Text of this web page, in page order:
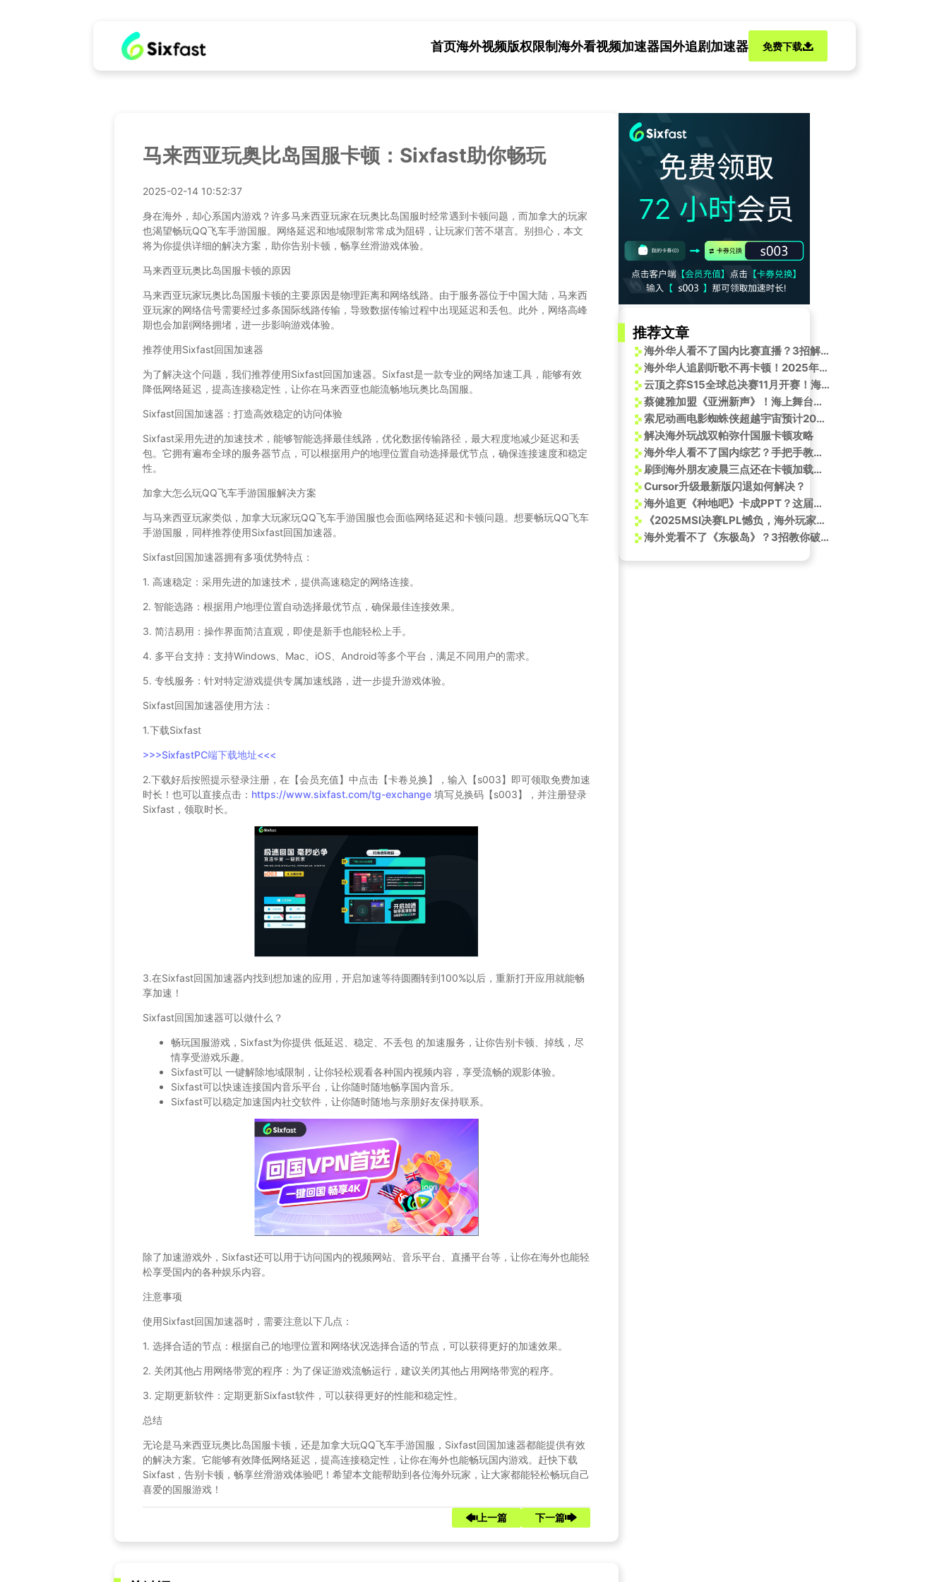
首页海外视频版权限制海外看视频加速器国外追剧加速器 免费下载
马来西亚玩奥比岛国服卡顿：Sixfast助你畅玩
2025-02-14 10:52:37
身在海外，却心系国内游戏？许多马来西亚玩家在玩奥比岛国服时经常遇到卡顿问题，而加拿大的玩家
也渴望畅玩QQ飞车手游国服。网络延迟和地域限制常常成为阻碍，让玩家们苦不堪言。别担心，本文
将为你提供详细的解决方案，助你告别卡顿，畅享丝滑游戏体验。
马来西亚玩奥比岛国服卡顿的原因
马来西亚玩家玩奥比岛国服卡顿的主要原因是物理距离和网络线路。由于服务器位于中国大陆，马来西
亚玩家的网络信号需要经过多条国际线路传输，导致数据传输过程中出现延迟和丢包。此外，网络高峰
期也会加剧网络拥堵，进一步影响游戏体验。
推荐使用Sixfast回国加速器
为了解决这个问题，我们推荐使用Sixfast回国加速器。Sixfast是一款专业的网络加速工具，能够有效
降低网络延迟，提高连接稳定性，让你在马来西亚也能流畅地玩奥比岛国服。
Sixfast回国加速器：打造高效稳定的访问体验
Sixfast采用先进的加速技术，能够智能选择最佳线路，优化数据传输路径，最大程度地减少延迟和丢
包。它拥有遍布全球的服务器节点，可以根据用户的地理位置自动选择最优节点，确保连接速度和稳定
性。
加拿大怎么玩QQ飞车手游国服解决方案
与马来西亚玩家类似，加拿大玩家玩QQ飞车手游国服也会面临网络延迟和卡顿问题。想要畅玩QQ飞车
手游国服，同样推荐使用Sixfast回国加速器。
Sixfast回国加速器拥有多项优势特点：
1. 高速稳定：采用先进的加速技术，提供高速稳定的网络连接。
2. 智能选路：根据用户地理位置自动选择最优节点，确保最佳连接效果。
3. 简洁易用：操作界面简洁直观，即使是新手也能轻松上手。
4. 多平台支持：支持Windows、Mac、iOS、Android等多个平台，满足不同用户的需求。
5. 专线服务：针对特定游戏提供专属加速线路，进一步提升游戏体验。
Sixfast回国加速器使用方法：
1.下载Sixfast
>>>SixfastPC端下载地址<<<
2.下载好后按照提示登录注册，在【会员充值】中点击【卡卷兑换】，输入【s003】即可领取免费加速
时长！也可以直接点击： https://www.sixfast.com/tg-exchange 填写兑换码【s003】，并注册登录
Sixfast，领取时长。
3.在Sixfast回国加速器内找到想加速的应用，开启加速等待圆圈转到100%以后，重新打开应用就能畅
享加速！
Sixfast回国加速器可以做什么？
畅玩国服游戏，Sixfast为你提供 低延迟、稳定、不丢包 的加速服务，让你告别卡顿、掉线，尽
情享受游戏乐趣。
Sixfast可以 一键解除地域限制，让你轻松观看各种国内视频内容，享受流畅的观影体验。
Sixfast可以快速连接国内音乐平台，让你随时随地畅享国内音乐。
Sixfast可以稳定加速国内社交软件，让你随时随地与亲朋好友保持联系。
除了加速游戏外，Sixfast还可以用于访问国内的视频网站、音乐平台、直播平台等，让你在海外也能轻
松享受国内的各种娱乐内容。
注意事项
使用Sixfast回国加速器时，需要注意以下几点：
1. 选择合适的节点：根据自己的地理位置和网络状况选择合适的节点，可以获得更好的加速效果。
2. 关闭其他占用网络带宽的程序：为了保证游戏流畅运行，建议关闭其他占用网络带宽的程序。
3. 定期更新软件：定期更新Sixfast软件，可以获得更好的性能和稳定性。
总结
无论是马来西亚玩奥比岛国服卡顿，还是加拿大玩QQ飞车手游国服，Sixfast回国加速器都能提供有效
的解决方案。它能够有效降低网络延迟，提高连接稳定性，让你在海外也能畅玩国内游戏。赶快下载
Sixfast，告别卡顿，畅享丝滑游戏体验吧！希望本文能帮助到各位海外玩家，让大家都能轻松畅玩自己
喜爱的国服游戏！
上一篇 下一篇
推荐文章
海外华人看不了国内比赛直播？3招解决T1对战AL卡成PPT的尴尬
海外华人追剧听歌不再卡顿！2025年这些方法帮你突破地区限制
云顶之弈S15全球总决赛11月开赛！海外玩家如何用Sixfast解锁国服直播？
蔡健雅加盟《亚洲新声》！海上舞台即将引爆音乐能量，周五见！
索尼动画电影蜘蛛侠超越宇宙预计2026年上映
解决海外玩战双帕弥什国服卡顿攻略
海外华人看不了国内综艺？手把手教你解锁微博上的《新说唱2025》
刷到海外朋友凌晨三点还在卡顿加载游戏，我才明白：国服限制有多扎海外华人的心
Cursor升级最新版闪退如何解决？
海外追更《种地吧》卡成PPT？这届乡村运动会让我想起留学时抢泡面的日子
《2025MSI决赛LPL憾负，海外玩家如何用Sixfast低延迟看英雄联盟赛事？》
海外党看不了《东极岛》？3招教你破解地区限制，重温民族热血！